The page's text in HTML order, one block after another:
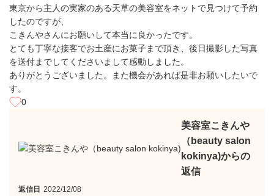
東京から主人の実家のある天草の美容室をネットで見つけて予約
したのですが、
こきんやさんにお願いして本当に良かったです。
とても丁寧な接客でお土産にお菓子まで頂き、後日撮影した写真
を送付までしてくださいまして感動しました。
ありがとうございました。また機会があれば是非お願いしたいで
す。
0
美容室こきんや
（beauty salon
kokinya)からの
返信
返信日 2022/12/08